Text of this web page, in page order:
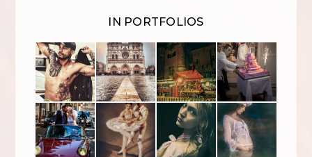
IN PORTFOLIOS